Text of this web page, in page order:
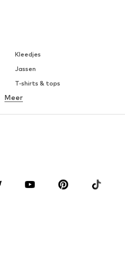
Kleedjes
Jassen
T-shirts & tops
Ondergoed
Blouses & tunieken
Premium
Meer